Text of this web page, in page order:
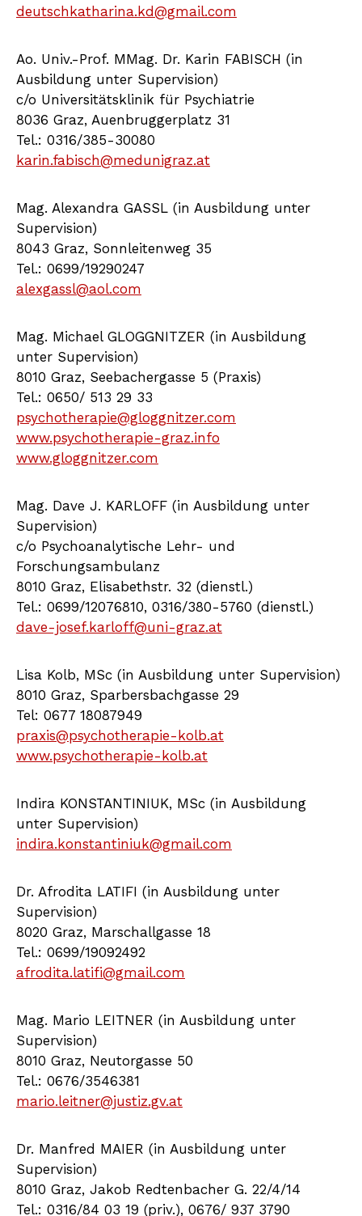
deutschkatharina.kd@gmail.com
Ao. Univ.-Prof. MMag. Dr. Karin FABISCH (in
Ausbildung unter Supervision)
c/o Universitätsklinik für Psychiatrie
8036 Graz, Auenbruggerplatz 31
Tel.: 0316/385-30080
karin.fabisch@medunigraz.at
Mag. Alexandra GASSL (in Ausbildung unter
Supervision)
8043 Graz, Sonnleitenweg 35
Tel.: 0699/19290247
alexgassl@aol.com
Mag. Michael GLOGGNITZER (in Ausbildung
unter Supervision)
8010 Graz, Seebachergasse 5 (Praxis)
Tel.: 0650/ 513 29 33
psychotherapie@gloggnitzer.com
www.psychotherapie-graz.info
www.gloggnitzer.com
Mag. Dave J. KARLOFF (in Ausbildung unter
Supervision)
c/o Psychoanalytische Lehr- und
Forschungsambulanz
8010 Graz, Elisabethstr. 32 (dienstl.)
Tel.: 0699/12076810, 0316/380-5760 (dienstl.)
dave-josef.karloff@uni-graz.at
Lisa Kolb, MSc (in Ausbildung unter Supervision)
8010 Graz, Sparbersbachgasse 29
Tel: 0677 18087949
praxis@psychotherapie-kolb.at
www.psychotherapie-kolb.at
Indira KONSTANTINIUK, MSc (in Ausbildung
unter Supervision)
indira.konstantiniuk@gmail.com
Dr. Afrodita LATIFI (in Ausbildung unter
Supervision)
8020 Graz, Marschallgasse 18
Tel.: 0699/19092492
afrodita.latifi@gmail.com
Mag. Mario LEITNER (in Ausbildung unter
Supervision)
8010 Graz, Neutorgasse 50
Tel.: 0676/3546381
mario.leitner@justiz.gv.at
Dr. Manfred MAIER (in Ausbildung unter
Supervision)
8010 Graz, Jakob Redtenbacher G. 22/4/14
Tel.: 0316/84 03 19 (priv.), 0676/ 937 3790